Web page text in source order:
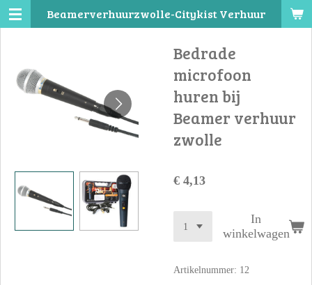
Ga
hoofdinhoud
Beamerverhuurzwolle-Citykist Verhuur
Bedrade
microfoon
huren bij
Beamer verhuur
zwolle
€ 4,13
In
winkelwagen
Artikelnummer: 12